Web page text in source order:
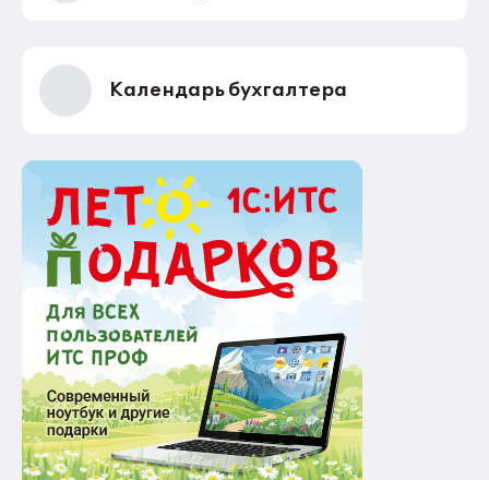
Календарь бухгалтера